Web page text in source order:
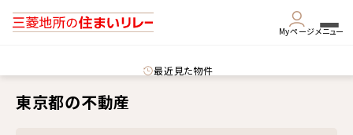
Myページメニュー
最近見た物件
東京都の不動産